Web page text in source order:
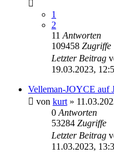
1
2
11 Antworten
109458 Zugriffe
Letzter Beitrag
19.03.2023,
Velleman-JOYCE auf
von kurt »
0 Antworten
53284 Zugriffe
Letzter Beitrag
11.03.2023,